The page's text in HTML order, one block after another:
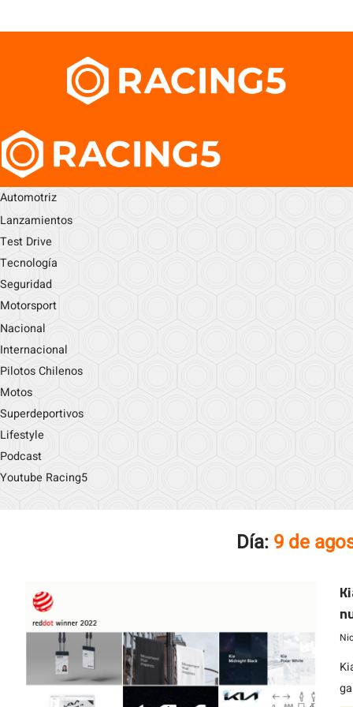
Automotriz
Lanzamientos
Test Drive
Tecnología
Seguridad
Motorsport
Nacional
Internacional
Pilotos Chilenos
Motos
Superdeportivos
Lifestyle
Podcast
Youtube Racing5
Día: 9 de